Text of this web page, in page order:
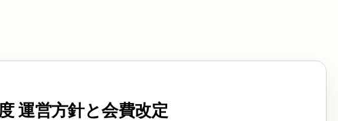
運営方針と会費改定